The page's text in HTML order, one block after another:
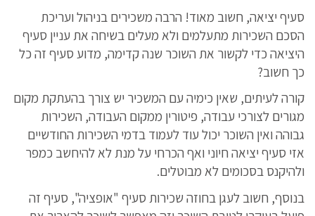
סעיף יציאה, חשוב מאוד! הרבה משכירים בניהול ועריכת
הסכם השכירות מתעלמים ולא מעלים בשיחה את עניין סעיף
היציאה כדי לקשור את השוכר שנה קדימה, מדוע סעיף זה כל
כך חשוב?
קורה לעיתים, שאין כימיה עם המשכיר יש צורך בהעתקת מקום
מגורים לצורכי עבודה, פיטורין ממקום העבודה, השכירות
גבוהה ואין השוכר יכול עוד לעמוד בדמי השכירות החודשיים
אזי סעיף יציאה חיוני ואף הכרחי על מנת לא להיחשב כמפר
ולהיקנס בסכומים לא מבוטלים.
בנוסף, חשוב לעגן בחוזה שכירות סעיף "אופציה", סעיף זה